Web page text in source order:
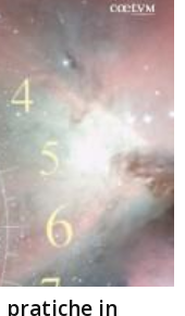
pratiche in